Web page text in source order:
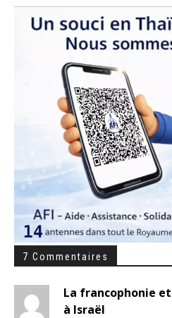
7 Commentaires
La francophonie
à Israël